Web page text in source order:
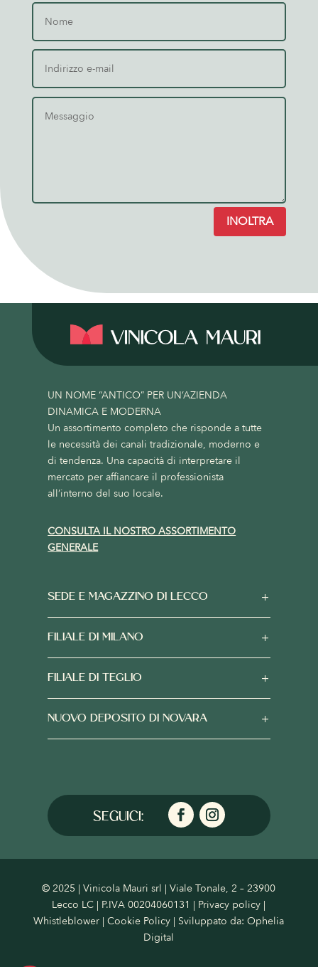
INOLTRA
UN NOME “ANTICO” PER UN’AZIENDA
DINAMICA E MODERNA
Un assortimento completo che risponde a tutte
le necessità dei canali tradizionale, moderno e
di tendenza. Una capacità di interpretare il
mercato per affiancare il professionista
all’interno del suo locale.
CONSULTA IL NOSTRO ASSORTIMENTO
GENERALE
SEDE E MAGAZZINO DI LECCO
FILIALE DI MILANO
FILIALE DI TEGLIO
NUOVO DEPOSITO DI NOVARA
© 2025 | Vinicola Mauri srl | Viale Tonale, 2 – 23900
Lecco LC | P.IVA 00204060131 | Privacy policy |
Whistleblower |Cookie Policy | Sviluppato da:Ophelia
Digital